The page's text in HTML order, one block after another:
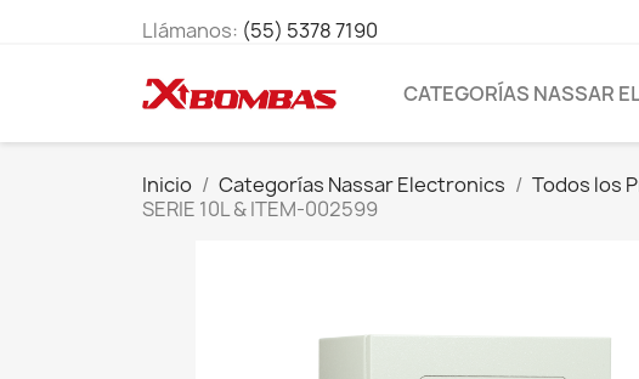
Llámanos: (55) 5378 7190
CATEGORÍAS NASSAR
Inicio Categorías Nassar Electronics Todos los
SERIE 10L & ITEM-002599